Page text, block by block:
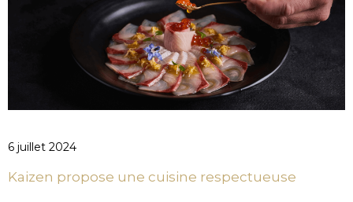
6 juillet 2024
Kaizen propose une cuisine respectueuse